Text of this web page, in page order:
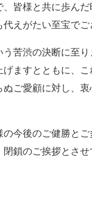
皆様と共に歩ん
えがたい至宝でご
苦渋の決断に至り
ますとともに、こ
ぬご愛顧に対し、
今後のご健勝とご
鎖のご挨拶とさせ